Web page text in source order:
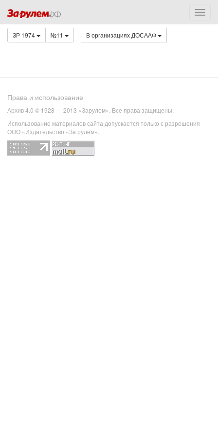
ЗР 1974 №11 В организациях ДОСААФ
Права и использование
Архив 4.0 © 1928 — 2013 «Зарулем». Все права защищены.
Использование материалов сайта допускается только с разрешения
ООО «Издательство «За рулем».